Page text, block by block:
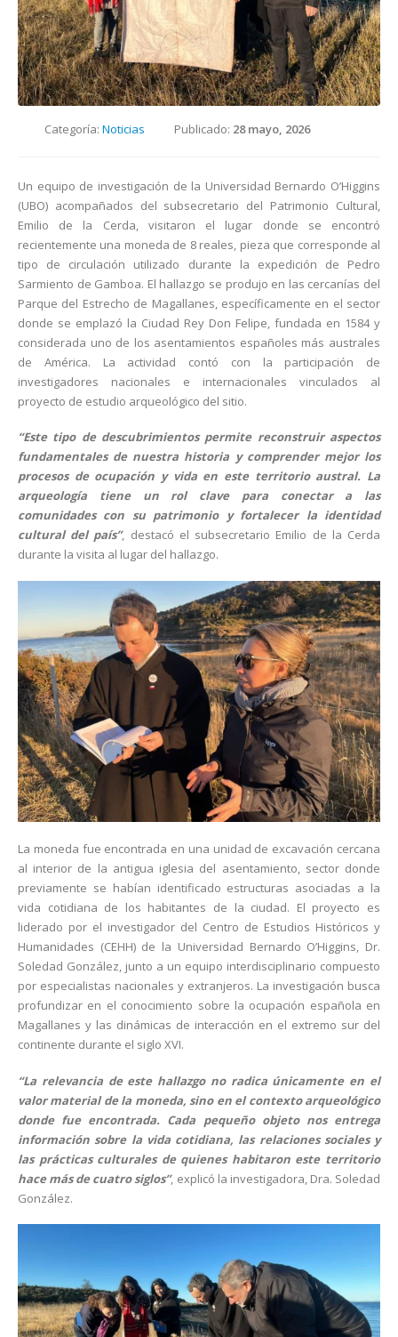
Categoría: Noticias Publicado: 28 mayo, 2026
Un equipo de investigación de la Universidad Bernardo O’Higgins
(UBO) acompañados del subsecretario del Patrimonio Cultural,
Emilio de la Cerda, visitaron el lugar donde se encontró
recientemente una moneda de 8 reales, pieza que corresponde al
tipo de circulación utilizado durante la expedición de Pedro
Sarmiento de Gamboa. El hallazgo se produjo en las cercanías del
Parque del Estrecho de Magallanes, específicamente en el sector
donde se emplazó la Ciudad Rey Don Felipe, fundada en 1584 y
considerada uno de los asentamientos españoles más australes
de América. La actividad contó con la participación de
investigadores nacionales e internacionales vinculados al
proyecto de estudio arqueológico del sitio.
“Este tipo de descubrimientos permite reconstruir aspectos
fundamentales de nuestra historia y comprender mejor los
procesos de ocupación y vida en este territorio austral. La
arqueología tiene un rol clave para conectar a las
comunidades con su patrimonio y fortalecer la identidad
cultural del país”, destacó el subsecretario Emilio de la Cerda
durante la visita al lugar del hallazgo.
La moneda fue encontrada en una unidad de excavación cercana
al interior de la antigua iglesia del asentamiento, sector donde
previamente se habían identificado estructuras asociadas a la
vida cotidiana de los habitantes de la ciudad. El proyecto es
liderado por el investigador del Centro de Estudios Históricos y
Humanidades (CEHH) de la Universidad Bernardo O’Higgins, Dr.
Soledad González, junto a un equipo interdisciplinario compuesto
por especialistas nacionales y extranjeros. La investigación busca
profundizar en el conocimiento sobre la ocupación española en
Magallanes y las dinámicas de interacción en el extremo sur del
continente durante el siglo XVI.
“La relevancia de este hallazgo no radica únicamente en el
valor material de la moneda, sino en el contexto arqueológico
donde fue encontrada. Cada pequeño objeto nos entrega
información sobre la vida cotidiana, las relaciones sociales y
las prácticas culturales de quienes habitaron este territorio
hace más de cuatro siglos”, explicó la investigadora, Dra. Soledad
González.